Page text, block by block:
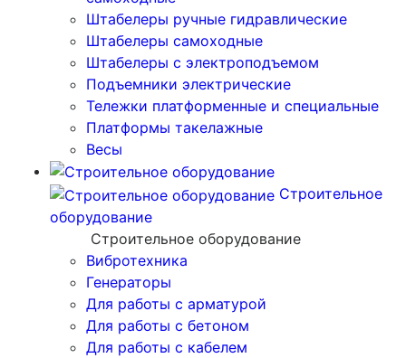
Штабелеры ручные гидравлические
Штабелеры самоходные
Штабелеры с электроподъемом
Подъемники электрические
Тележки платформенные и специальные
Платформы такелажные
Весы
Строительное
оборудование
Строительное оборудование
Вибротехника
Генераторы
Для работы с арматурой
Для работы с бетоном
Для работы с кабелем